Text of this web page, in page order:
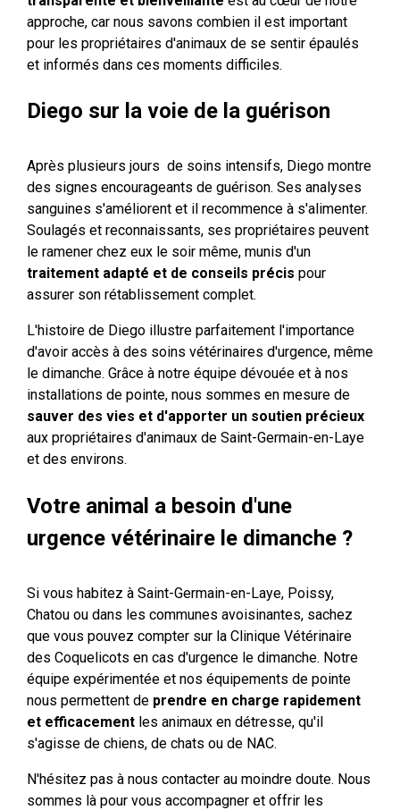
approche, car nous savons combien il est important
pour les propriétaires d'animaux de se sentir épaulés
et informés dans ces moments difficiles.
Diego sur la voie de la guérison
Après plusieurs jours de soins intensifs, Diego montre
des signes encourageants de guérison. Ses analyses
sanguines s'améliorent et il recommence à s'alimenter.
Soulagés et reconnaissants, ses propriétaires peuvent
le ramener chez eux le soir même, munis d'un
traitement adapté et de conseils précis pour
assurer son rétablissement complet.
L'histoire de Diego illustre parfaitement l'importance
d'avoir accès à des soins vétérinaires d'urgence, même
le dimanche. Grâce à notre équipe dévouée et à nos
installations de pointe, nous sommes en mesure de
sauver des vies et d'apporter un soutien précieux
aux propriétaires d'animaux de Saint-Germain-en-Laye
et des environs.
Votre animal a besoin d'une
urgence vétérinaire le dimanche ?
Si vous habitez à Saint-Germain-en-Laye, Poissy,
Chatou ou dans les communes avoisinantes, sachez
que vous pouvez compter sur la Clinique Vétérinaire
des Coquelicots en cas d'urgence le dimanche. Notre
équipe expérimentée et nos équipements de pointe
nous permettent de prendre en charge rapidement
et efficacementles animaux en détresse, qu'il
s'agisse de chiens, de chats ou de NAC.
N'hésitez pas à nous contacter au moindre doute. Nous
sommes là pour vous accompagner et offrir les